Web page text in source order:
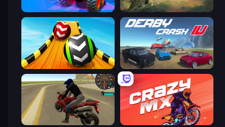
Car Race: 3D Moto Maniac 3
Sky Balls 3D Derby Crash 4
Moto Rider 3D Crazy MX